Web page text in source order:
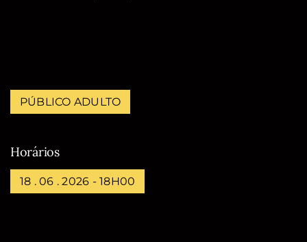
PÚBLICO ADULTO
Horários
18 . 06 . 2026 - 18H00